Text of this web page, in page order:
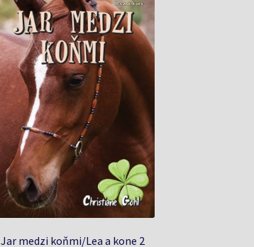
Jar medzi koňmi/Lea a kone 2